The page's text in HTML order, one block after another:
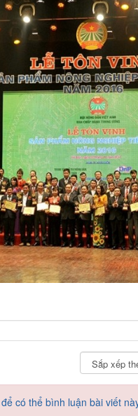
có thể bình luận bài viết